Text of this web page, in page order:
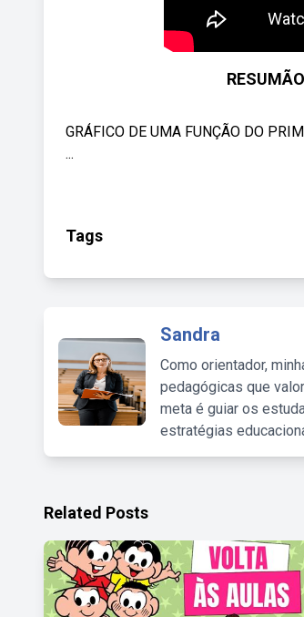
GRÁFICO DE UMA FUNÇÃO DO
...
Tags
Sandra
Como orientador,
pedagógicas que
meta é guiar os
estratégias
Related Posts